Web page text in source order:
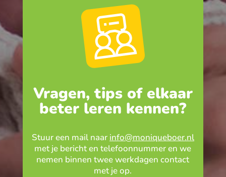
Vragen, tips of elkaar
beter leren kennen?
Stuur een mail naar info@moniqueboer.nl
met je bericht en telefoonnummer en we
nemen binnen twee werkdagen contact
met je op.